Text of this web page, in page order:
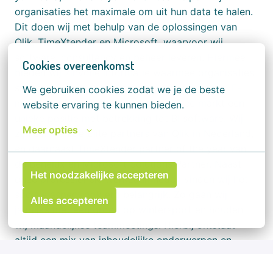
Cookies overeenkomst
We gebruiken cookies zodat we je de beste
website ervaring te kunnen bieden.
Meer opties
Het noodzakelijke accepteren
Alles accepteren
organisaties het maximale om uit hun data te halen.
Dit doen wij met behulp van de oplossingen van
Qlik, TimeXtender en Microsoft, waarvoor wij
bieden wij zinvolle informatie waarmee organisaties
sneller en slimmer beslissingen kunnen nemen. E-
mergo heeft in de Business Intelligence markt een
zijn één van de Elite partners van Qlik in Nederland,
de Benelux en Microsoft Solutions Partner. Naast
onze professionele werkzaamheden vinden wij het
sociale aspect ook erg belangrijk. Zo gaan wij
jaarlijks met een groep op wintersport en houden
altijd een mix van inhoudelijke onderwerpen en